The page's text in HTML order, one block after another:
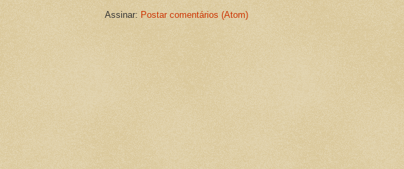
Assinar: Postar comentários (Atom)